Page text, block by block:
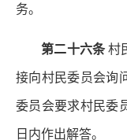
务。
第二十六条村
接向村民委员会询
委员会要求村民委
日内作出解答。